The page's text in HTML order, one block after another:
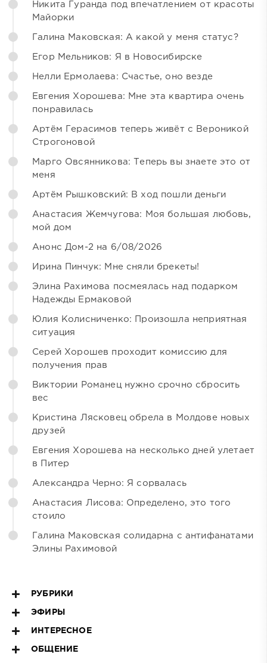
Никита Гуранда под впечатлением от красоты
Майорки
Галина Маковская: А какой у меня статус?
Егор Мельников: Я в Новосибирске
Нелли Ермолаева: Счастье, оно везде
Евгения Хорошева: Мне эта квартира очень
понравилась
Артём Герасимов теперь живёт с Вероникой
Строгоновой
Марго Овсянникова: Теперь вы знаете это от
меня
Артём Рышковский: В ход пошли деньги
Анастасия Жемчугова: Моя большая любовь,
мой дом
Анонс Дом-2 на 6/08/2026
Ирина Пинчук: Мне сняли брекеты!
Элина Рахимова посмеялась над подарком
Надежды Ермаковой
Юлия Колисниченко: Произошла неприятная
ситуация
Серей Хорошев проходит комиссию для
получения прав
Виктории Романец нужно срочно сбросить
вес
Кристина Лясковец обрела в Молдове новых
друзей
Евгения Хорошева на несколько дней улетает
в Питер
Александра Черно: Я сорвалась
Анастасия Лисова: Определено, это того
стоило
Галина Маковская солидарна с антифанатами
Элины Рахимовой
РУБРИКИ
ЭФИРЫ
ИНТЕРЕСНОЕ
ОБЩЕНИЕ